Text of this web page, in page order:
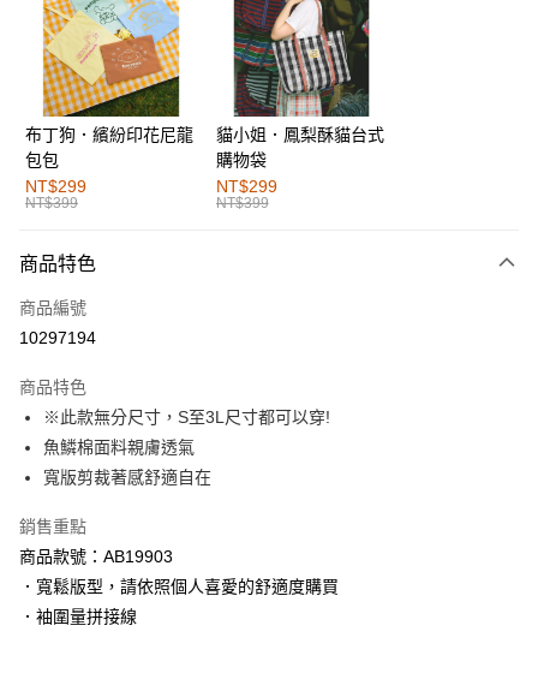
LINE Pay
街口支付
運送方式
全家取貨付款
每筆NT$60，滿NT$1,000(含以上)免運費
付款後全家取貨
萊爾富取貨付款
付款後萊爾富取貨
每筆NT$60，滿NT$1,000(含以上)免運費
7-11取貨付款
每筆NT$60，滿NT$1,000(含以上)免運費
付款後7-11取貨
每筆NT$60，滿NT$1,000(含以上)免運費
布丁狗．繽紛印花尼龍
包包
NT$299
NT$399
貓小姐．鳳梨酥貓台式
購物袋
NT$299
NT$399
商品特色
商品編號
10297194
商品特色
※此款無分尺寸，S至3L尺寸都可以穿!
魚鱗棉面料親膚透氣
寬版剪裁著感舒適自在
銷售重點
商品款號：AB19903
．寬鬆版型，請依照個人喜愛的舒適度購買
．袖圍量拼接線